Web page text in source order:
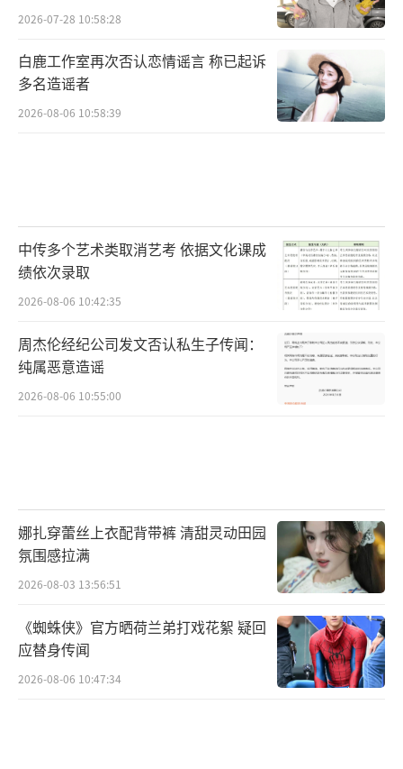
2026-07-28 10:58:28
白鹿工作室再次否认恋情谣言 称已起诉
多名造谣者
2026-08-06 10:58:39
中传多个艺术类取消艺考 依据文化课成
绩依次录取
2026-08-06 10:42:35
周杰伦经纪公司发文否认私生子传闻：
纯属恶意造谣
2026-08-06 10:55:00
娜扎穿蕾丝上衣配背带裤 清甜灵动田园
氛围感拉满
2026-08-03 13:56:51
《蜘蛛侠》官方晒荷兰弟打戏花絮 疑回
应替身传闻
2026-08-06 10:47:34